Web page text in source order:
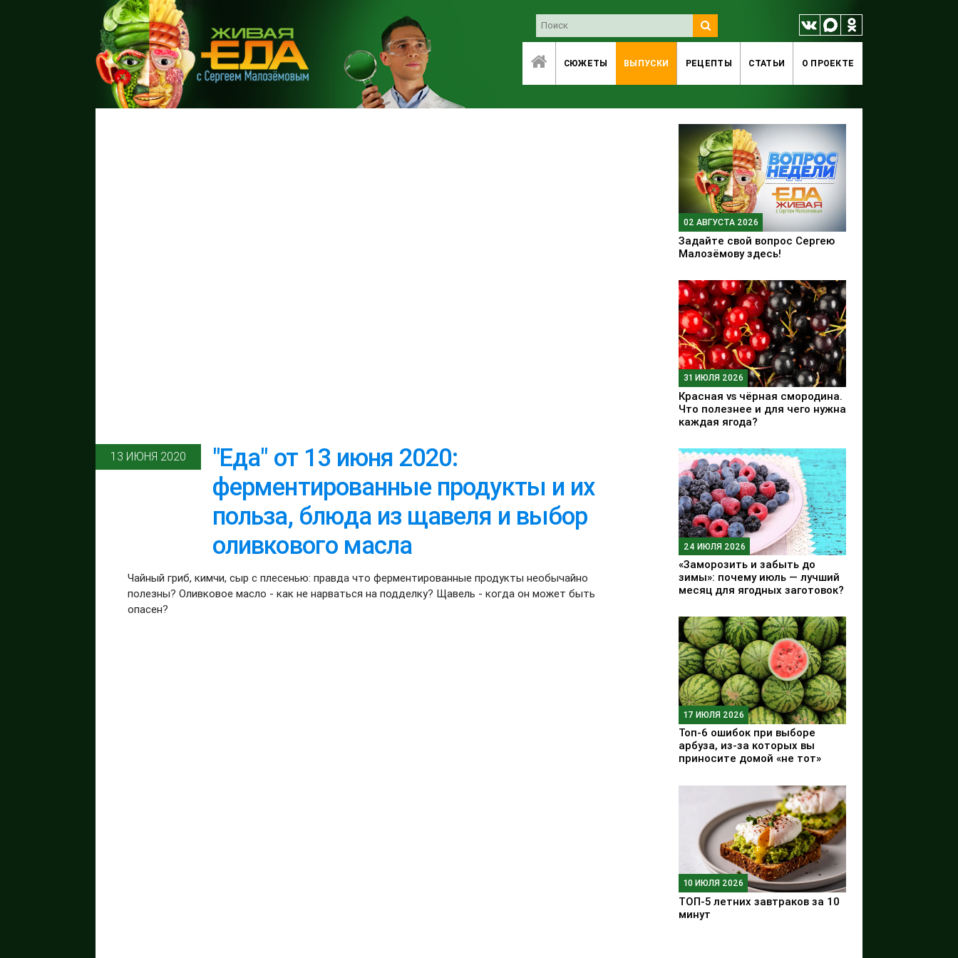
СЮЖЕТЫ ВЫПУСКИ РЕЦЕПТЫ СТАТЬИ O ПРОЕКТЕ
13 ИЮНЯ 2020
"Еда" от 13 июня 2020:
ферментированные продукты и их
польза, блюда из щавеля и выбор
оливкового масла
Чайный гриб, кимчи, сыр с плесенью: правда что ферментированные продукты необычайно
полезны? Оливковое масло - как не нарваться на подделку? Щавель - когда он может быть
опасен?
02 АВГУСТА 2026
Задайте свой вопрос Сергею
Малозёмову здесь!
31 ИЮЛЯ 2026
Красная vs чёрная смородина.
Что полезнее и для чего нужна
каждая ягода?
24 ИЮЛЯ 2026
«Заморозить и забыть до
зимы»: почему июль — лучший
месяц для ягодных заготовок?
17 ИЮЛЯ 2026
Топ-6 ошибок при выборе
арбуза, из-за которых вы
приносите домой «не тот»
10 ИЮЛЯ 2026
ТОП-5 летних завтраков за 10
минут